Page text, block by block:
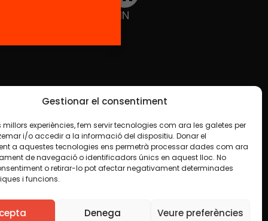
Gestionar el consentiment
millors experiències, fem servir tecnologies com ara les galetes per
i/o accedir a la informació del dispositiu. Donar el
a aquestes tecnologies ens permetrà processar dades com ara
de navegació o identificadors únics en aquest lloc. No
o retirar-lo pot afectar negativament determinades
i funcions.
Denega Veure preferències
IN
algun material indiquem el contrari. Us animem
inclosa la comercial. Només us demanem que